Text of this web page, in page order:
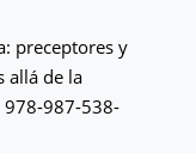
preceptores y
allá de la
978-987-538-